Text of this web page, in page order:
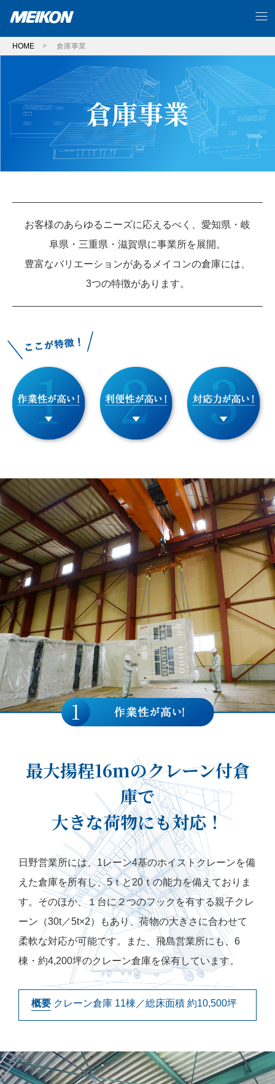
HOME > 倉庫事業
倉庫事業
お客様のあらゆるニーズに応えるべく、愛知県・岐
阜県・三重県・滋賀県に事業所を展開。
豊富なバリエーションがあるメイコンの倉庫には、
3つの特徴があります。
最大揚程16mのクレーン付倉
庫で
大きな荷物にも対応！
日野営業所には、1レーン4基のホイストクレーンを備
えた倉庫を所有し、5ｔと20ｔの能力を備えておりま
す。そのほか、１台に２つのフックを有する親子クレ
ーン（30t／5t×2）もあり、荷物の大きさに合わせて
柔軟な対応が可能です。また、飛島営業所にも、6
棟・約4,200坪のクレーン倉庫を保有しています。
概要 クレーン倉庫 11棟／総床面積 約10,500坪